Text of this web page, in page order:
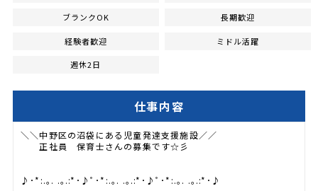
ブランクOK 長期歓迎
経験者歓迎 ミドル活躍
週休2日
仕事内容
＼＼中野区の沼袋にある児童発達支援施設／／
正社員 保育士さんの募集です☆彡
♪･*:.｡. .｡.:*･♪ﾟ･*:.｡. .｡.:*･♪ﾟ･*:.｡. .｡.:*･♪